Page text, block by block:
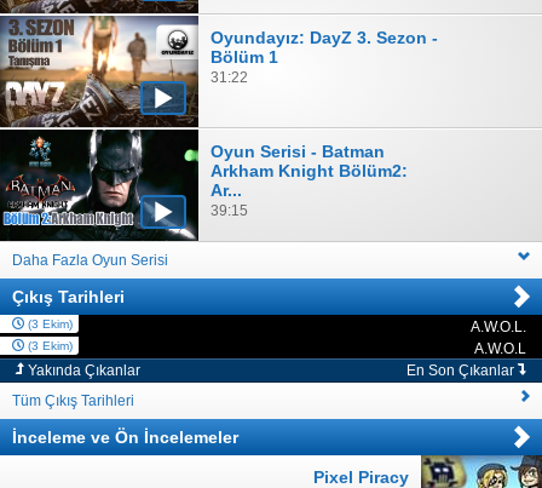
Oyundayız: DayZ 3. Sezon -
Bölüm 1
31:22
Oyun Serisi - Batman
Arkham Knight Bölüm2:
Ar...
39:15
Daha Fazla Oyun Serisi
Çıkış Tarihleri
(3 Ekim)
PC A.W.O.L.
(3 Ekim)
PC
A.W.O.L
Yakında Çıkanlar
En Son Çıkanlar
Tüm Çıkış Tarihleri
İnceleme ve Ön İncelemeler
Pixel Piracy